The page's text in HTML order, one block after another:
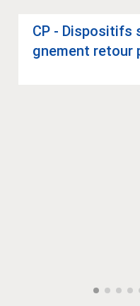
CP - Dis­po­si­tifs
gne­ment retour